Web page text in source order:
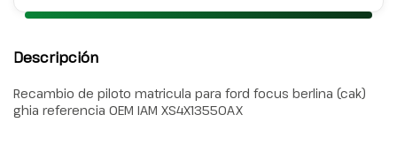
Descripción
Recambio de piloto matricula para ford focus berlina (cak)
ghia referencia OEM IAM XS4X13550AX